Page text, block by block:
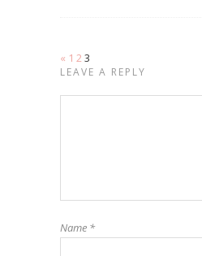
« 1 2 3
LEAVE A REPLY
Name *